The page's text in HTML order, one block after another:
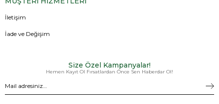
İletişim
İade ve Değişim
Size Özel Kampanyalar!
Hemen Kayıt Ol Fırsatlardan Önce Sen Haberdar Ol!